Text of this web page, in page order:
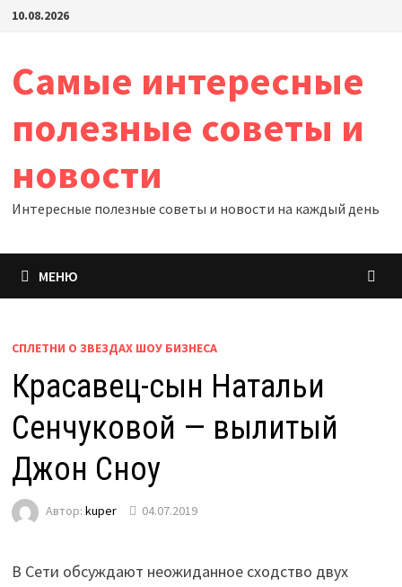
Перейти
10.08.2026
Самые интересные
полезные советы и
новости
Интересные полезные советы и новости на каждый день
МЕНЮ
СПЛЕТНИ О ЗВЕЗДАХ ШОУ БИЗНЕСА
Красавец-сын Натальи
Сенчуковой — вылитый
Джон Сноу
Автор: kuper 04.07.2019
В Сети обсуждают неожиданное сходство двух